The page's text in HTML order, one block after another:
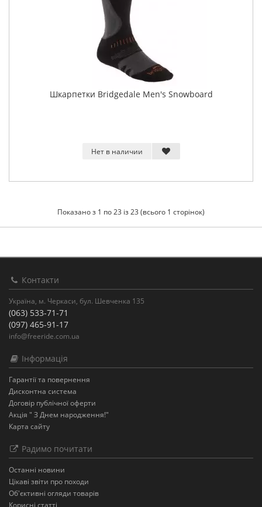
Шкарпетки Bridgedale Men's Snowboard
Нет в наличии
Показано з 1 по 23 із 23 (всього 1 сторінок)
Контакти
Україна, м. Черкаси, бул. Шевченка 135
(063) 533-71-71
(097) 465-91-17
info@freeride.com.ua
Інформація
Гарантії та повернення
Дисконтна система
Договір публічної оферти
Акція " З Днем народження!"
Карта сайту
Радимо почитати
Останнi новини
Цікаві звіти про походи
Об'єктивні огляди товарів
Корисні статті